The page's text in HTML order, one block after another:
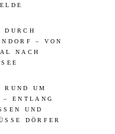
DURCH
– VON
NACH
RUND UM
– ENTLANG
UND
DÖRFER